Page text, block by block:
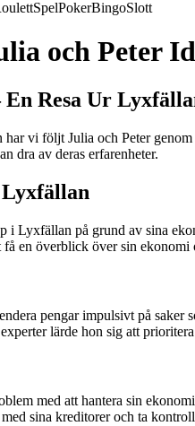
SpelPokerBingoSlott
och Peter
En Resa Ur
vi följt Julia och Peter genom
dra av deras erfarenheter.
i Lyxfällan på grund av sina
få en överblick över sin
pengar impulsivt på
lärde hon sig att
med att hantera sin
sina kreditorer och ta